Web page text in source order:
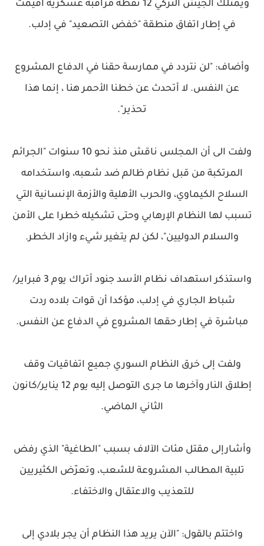
ويمتلك الجيش التركي 12 نقطة مراقبة عسكرية أقيمت
في إطار اتفاق منطقة "خفض التصعيد" في إدلب.
وأضاف: "لن نتردد في ممارسة حقنا في الدفاع المشروع
عن النفس. لا أتحدث عن خطنا الأحمر هنا ، إنما هذا
تحذير".
ولفت الى أن المجلس ناقش منذ نحو 10 سنوات "الجرائم
المرتكبة من قبل نظام ظالم ضد شعبه، واستخدامه
السلاح الكيماوي، والحرب الأهلية والأزمة الإنسانية التي
تسبب لها النظام الإرهابي وحتى تشكيله خطرا على الأمن
والسلام الدوليين"، لكن لم يتغير شيء وازاد الخطر.
واستذكر استهداف نظام الأسد جنود أتراك يوم 3 فبراير/
شباط الجاري في إدلب، مؤكدا أن قوات بلاده ردت
مباشرة في إطار حقها المشروع في الدفاع عن النفس.
ولفت إلى خرق النظام السوري جميع اتفاقيات وقف
إطلاق النار وآخرها ما جرى التوصل إليه يوم 12 يناير/كانون
الثاني الماضي.
وأشارإلى مقتل مئات الآلاف بسبب "الطاغية" الذي رفض
تلبية المطالب المشروعة للشعب، وتعرّض الكثيريين
للتعذيب والاعتقال والاختفاء.
واختتم بالقول: "الآن يريد هذا النظام أن يجر بلادي إلى